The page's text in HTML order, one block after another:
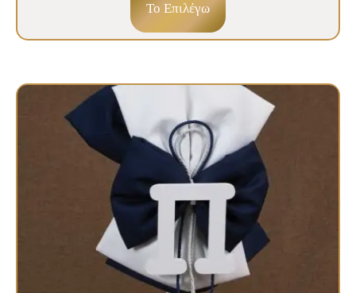
To Επιλέγω